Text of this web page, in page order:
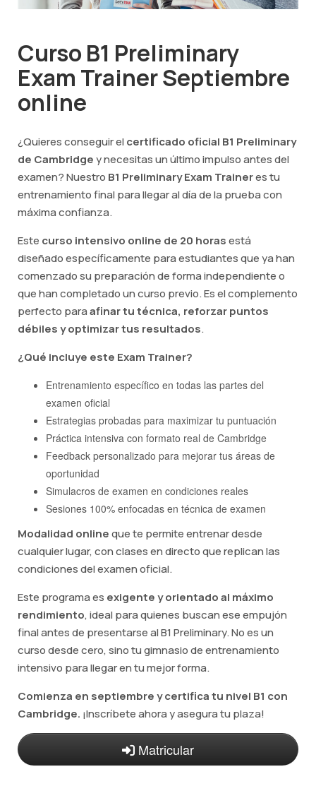
Curso B1 Preliminary
Exam Trainer Septiembre
online
¿Quieres conseguir el certificado oficial B1 Preliminary
de Cambridgey necesitas un último impulso antes del
examen? Nuestro B1 Preliminary Exam Traineres tu
entrenamiento final para llegar al día de la prueba con
máxima confianza.
Este curso intensivo online de 20 horasestá
diseñado específicamente para estudiantes que ya han
comenzado su preparación de forma independiente o
que han completado un curso previo. Es el complemento
perfecto paraafinar tu técnica, reforzar puntos
débiles y optimizar tus resultados.
¿Qué incluye este Exam Trainer?
Entrenamiento específico en todas las partes del
examen oficial
Estrategias probadas para maximizar tu puntuación
Práctica intensiva con formato real de Cambridge
Feedback personalizado para mejorar tus áreas de
oportunidad
Simulacros de examen en condiciones reales
Sesiones 100% enfocadas en técnica de examen
Modalidad onlineque te permite entrenar desde
cualquier lugar, con clases en directo que replican las
condiciones del examen oficial.
Este programa es exigente y orientado al máximo
rendimiento, ideal para quienes buscan ese empujón
final antes de presentarse al B1 Preliminary. No es un
curso desde cero, sino tu gimnasio de entrenamiento
intensivo para llegar en tu mejor forma.
Comienza en septiembre y certifica tu nivel B1 con
Cambridge. ¡Inscríbete ahora y asegura tu plaza!
Matricular